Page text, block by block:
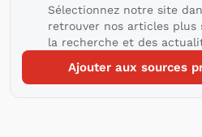
Sélectionnez notre site
retrouver nos articles plus
la recherche et des
Ajouter aux sources